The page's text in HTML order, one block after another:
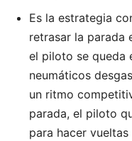
Es la estrategia
retrasar la parada
el piloto se queda
neumáticos
un ritmo
parada, el piloto
para hacer